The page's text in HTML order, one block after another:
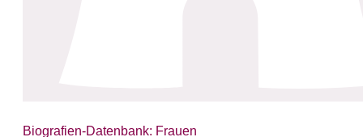
Biografien-Datenbank: Frauen